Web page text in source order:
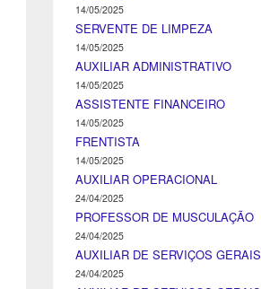
14/05/2025
SERVENTE DE LIMPEZA
14/05/2025
AUXILIAR ADMINISTRATIVO
14/05/2025
ASSISTENTE FINANCEIRO
14/05/2025
FRENTISTA
14/05/2025
AUXILIAR OPERACIONAL
24/04/2025
PROFESSOR DE MUSCULAÇÃO
24/04/2025
AUXILIAR DE SERVIÇOS GERAIS
24/04/2025